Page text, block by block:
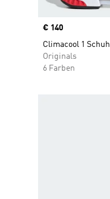
Price
€ 140
Climacool 1 Schuh
Originals
6 Farben